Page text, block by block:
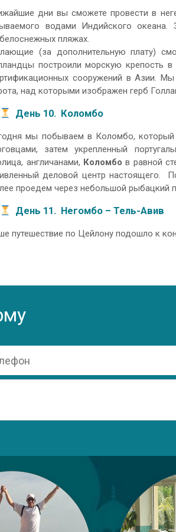
дни вы сможете провести в
водами Индийского
пляжах.
(за дополнительную плату)
построили морскую крепость
сооружений в Азии.
над которыми изображен герб
День 10. Коломбо
мы побываем в Коломбо, который
затем укрепленный
англичанами, Коломбо в равной
деловой центр настоящего.
проедем через небольшой рыбацкий
День 11. Негомбо – Тель-Авив
путешествие по Цейлону подошло к